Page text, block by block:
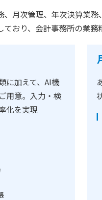
、月次管理、年次決算業
おり、会計事務所の業務
に加えて、AI機
用意。入力・検
化を実現